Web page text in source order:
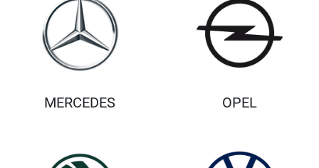
MERCEDES OPEL